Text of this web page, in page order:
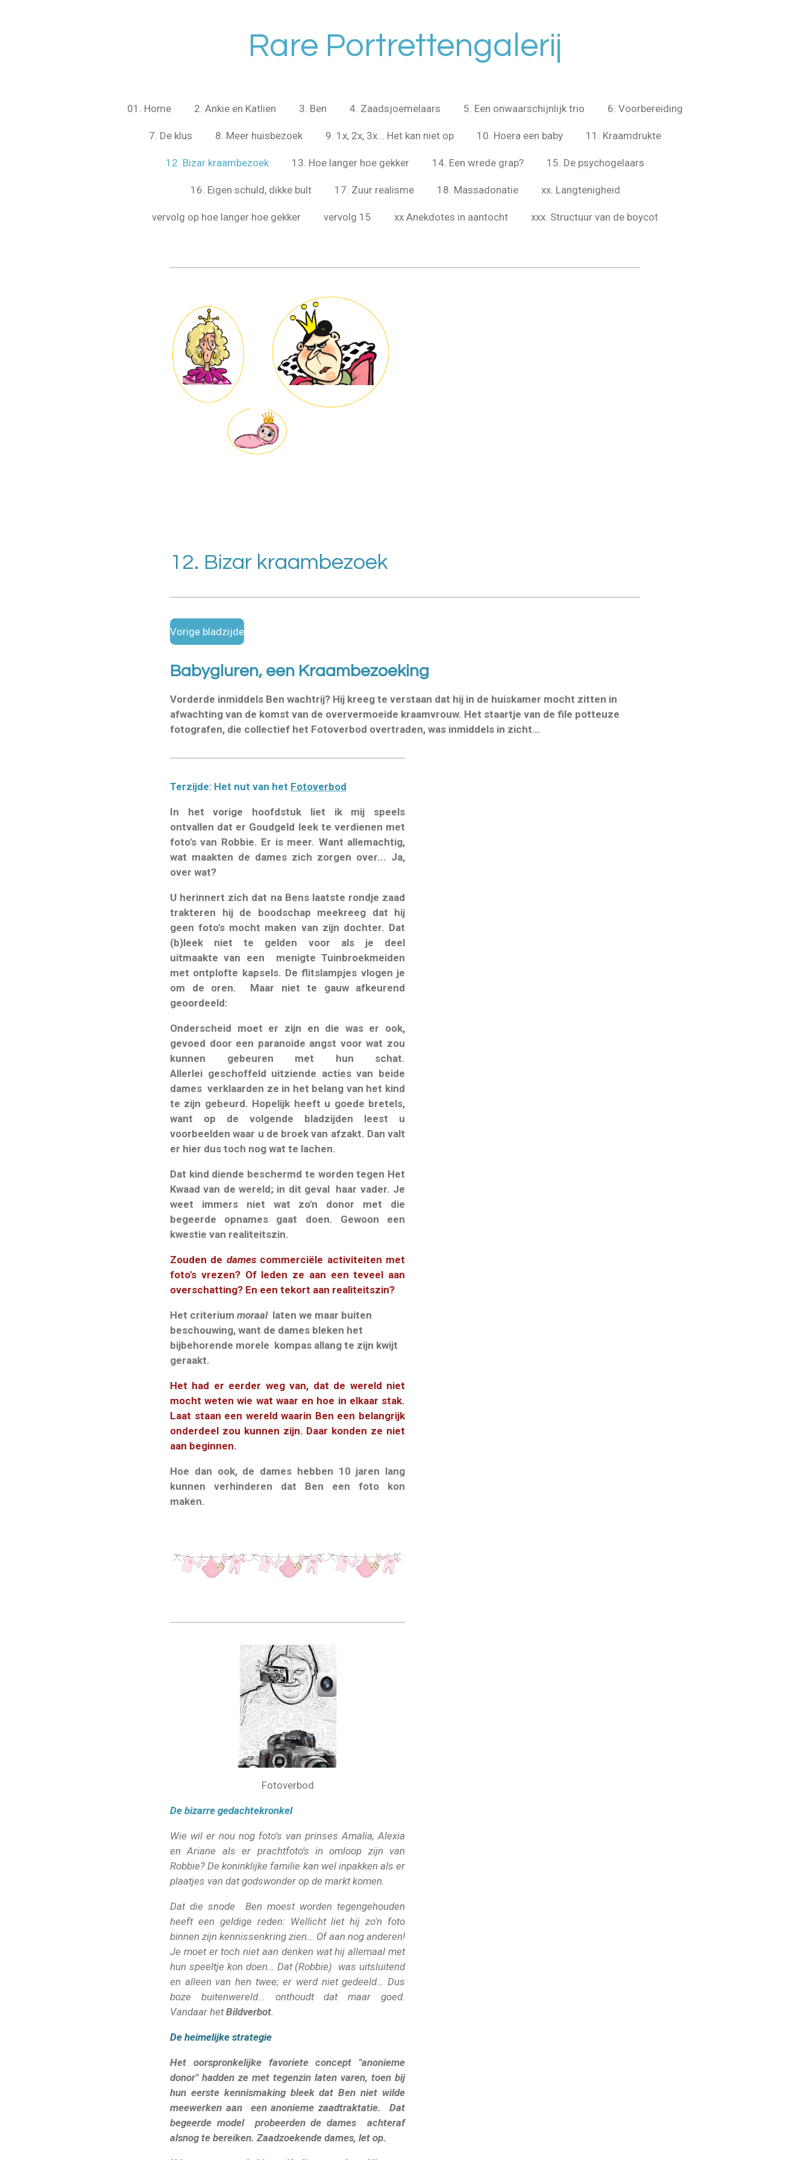
Rare Portrettengalerij
01. Home 2. Ankie en Katlien 3. Ben 4. Zaadsjoemelaars 5. Een onwaarschijnlijk trio 6. Voorbereiding
7. De klus 8. Meer huisbezoek 9. 1x, 2x, 3x... Het kan niet op 10. Hoera een baby 11. Kraamdrukte
12. Bizar kraambezoek 13. Hoe langer hoe gekker 14. Een wrede grap? 15. De psychogelaars
16. Eigen schuld, dikke bult 17. Zuur realisme 18. Massadonatie xx. Langtenigheid
vervolg op hoe langer hoe gekker vervolg 15 xx Anekdotes in aantocht xxx. Structuur van de boycot
12. Bizar kraambezoek
Vorige bladzijde
Babygluren, een Kraambezoeking
Vorderde inmiddels Ben wachtrij? Hij kreeg te verstaan dat hij in de huiskamer mocht zitten in
afwachting van de komst van de oververmoeide kraamvrouw. Het staartje van de file potteuze
fotografen, die collectief het Fotoverbod overtraden, was inmiddels in zicht…
Terzijde: Het nut van het Fotoverbod
In het vorige hoofdstuk liet ik mij speels
ontvallen dat er Goudgeld leek te verdienen met
foto's van Robbie. Er is meer. Want allemachtig,
wat maakten de dames zich zorgen over... Ja,
over wat?
U herinnert zich dat na Bens laatste rondje zaad
trakteren hij de boodschap meekreeg dat hij
geen foto's mocht maken van zijn dochter. Dat
(b)leek niet te gelden voor als je deel
uitmaakte van een menigte Tuinbroekmeiden
met ontplofte kapsels. De flitslampjes vlogen je
om de oren. Maar niet te gauw afkeurend
geoordeeld:
Onderscheid moet er zijn en die was er ook,
gevoed door een paranoide angst voor wat zou
kunnen gebeuren met hun schat.
Allerlei geschoffeld uitziende acties van beide
dames verklaarden ze in het belang van het kind
te zijn gebeurd. Hopelijk heeft u goede bretels,
want op de volgende bladzijden leest u
voorbeelden waar u de broek van afzakt. Dan valt
er hier dus toch nog wat te lachen.
Dat kind diende beschermd te worden tegen Het
Kwaad van de wereld; in dit geval haar vader. Je
weet immers niet wat zo'n donor met die
begeerde opnames gaat doen. Gewoon een
kwestie van realiteitszin.
Zouden de damescommerciële activiteiten met
foto's vrezen? Of leden ze aan een teveel aan
overschatting? En een tekort aan realiteitszin?
Het criterium moraal laten we maar buiten
beschouwing, want de dames bleken het
bijbehorende morele kompas allang te zijn kwijt
geraakt.
Het had er eerder weg van, dat de wereld niet
mocht weten wie wat waar en hoe in elkaar stak.
Laat staan een wereld waarin Ben een belangrijk
onderdeel zou kunnen zijn. Daar konden ze niet
aan beginnen.
Hoe dan ook, de dames hebben 10 jaren lang
kunnen verhinderen dat Ben een foto kon
maken.
Fotoverbod
De bizarre gedachtekronkel
Wie wil er nou nog foto's van prinses Amalia, Alexia
en Ariane als er prachtfoto's in omloop zijn van
Robbie? De koninklijke familie kan wel inpakken als er
plaatjes van dat godswonder op de markt komen.
Dat die snode Ben moest worden tegengehouden
heeft een geldige reden: Wellichtliet hij zo'n foto
binnen zijn kennissenkring zien… Of aan nog anderen!
Je moet er toch niet aan denken wat hij allemaal met
hun speeltje kon doen… Dat (Robbie) was uitsluitend
en alleen van hen twee; er werd niet gedeeld… Dus
boze buitenwereld... onthoudt dat maar goed.
Vandaar hetBildverbot.
De heimelijke strategie
Het oorspronkelijke favoriete concept "anonieme
donor" hadden ze met tegenzin laten varen, toen bij
hun eerste kennismaking bleek dat Ben niet wilde
meewerken aan een anonieme zaadtraktatie. Dat
begeerde model probeerden de dames achteraf
alsnog te bereiken. Zaadzoekende dames, let op.